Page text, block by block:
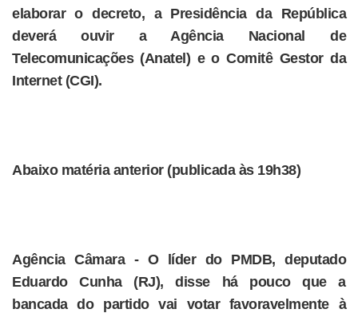
elaborar o decreto, a Presidência da República
deverá ouvir a Agência Nacional de
Telecomunicações (Anatel) e o Comitê Gestor da
Internet (CGI).
Abaixo matéria anterior (publicada às 19h38)
Agência Câmara - O líder do PMDB, deputado
Eduardo Cunha (RJ), disse há pouco que a
bancada do partido vai votar favoravelmente à